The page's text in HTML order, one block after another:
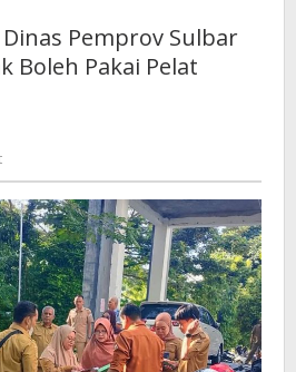
Sulbar
Dicek,
Pelat
Gantung
Pemprov Sulbar
Boleh Pakai Pelat